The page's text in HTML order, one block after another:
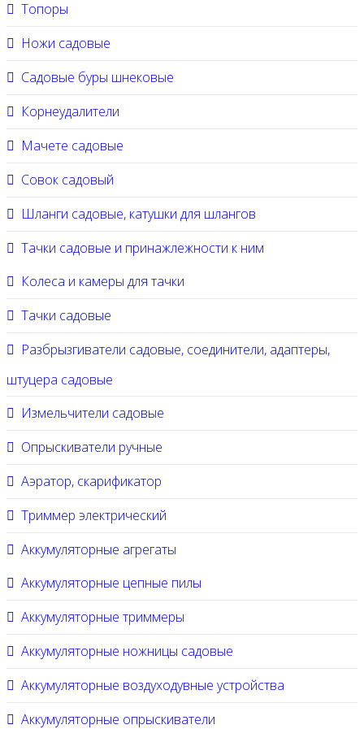
Топоры
Ножи садовые
Садовые буры шнековые
Корнеудалители
Мачете садовые
Совок садовый
Шланги садовые, катушки для шлангов
Тачки садовые и принажлежности к ним
Колеса и камеры для тачки
Тачки садовые
Разбрызгиватели садовые, соединители, адаптеры,
штуцера садовые
Измельчители садовые
Опрыскиватели ручные
Аэратор, скарификатор
Триммер электрический
Аккумуляторные агрегаты
Аккумуляторные цепные пилы
Аккумуляторные триммеры
Аккумуляторные ножницы садовые
Аккумуляторные воздуходувные устройства
Аккумуляторные опрыскиватели